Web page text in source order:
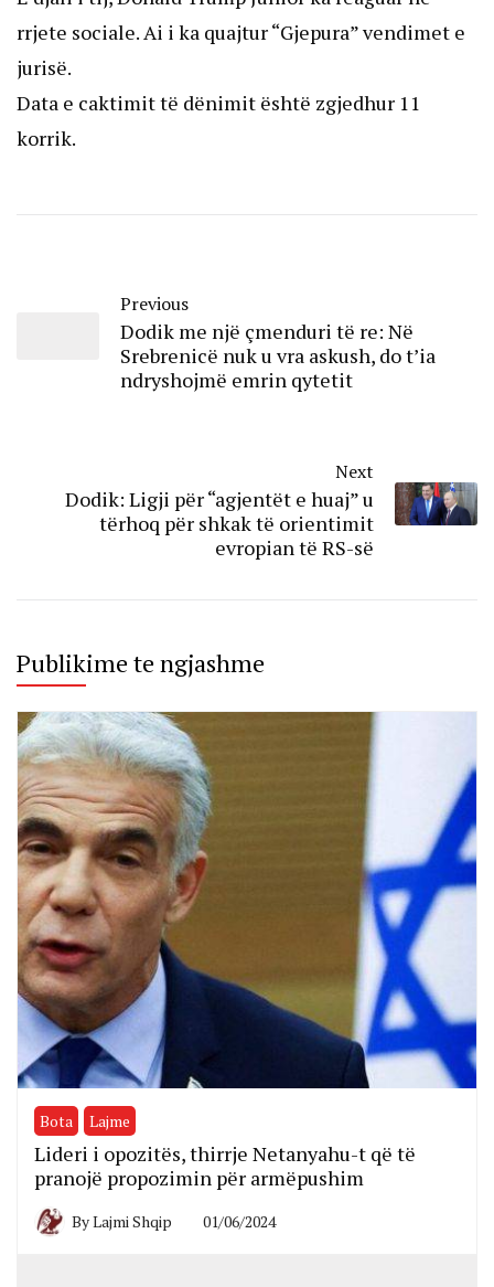
rrjete sociale. Ai i ka quajtur “Gjepura” vendimet e
jurisë.
Data e caktimit të dënimit është zgjedhur 11
korrik.
Previous
Dodik me një çmenduri të re: Në
Srebrenicë nuk u vra askush, do t’ia
ndryshojmë emrin qytetit
Next
Dodik: Ligji për “agjentët e huaj” u
tërhoq për shkak të orientimit
evropian të RS-së
Publikime te ngjashme
Bota Lajme
Lideri i opozitës, thirrje Netanyahu-t që të
pranojë propozimin për armëpushim
ByLajmi Shqip 01/06/2024